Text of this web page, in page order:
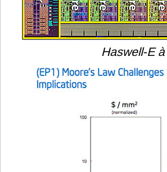
Haswell-E